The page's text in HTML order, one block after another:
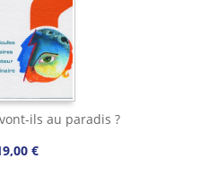
ils au paradis ?
€